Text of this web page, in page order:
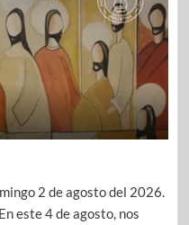
2 de agosto del 2026.
este 4 de agosto, nos